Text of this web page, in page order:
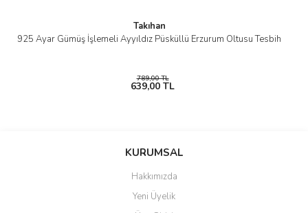
Takıhan
925 Ayar Gümüş İşlemeli Ayyıldız Püsküllü Erzurum Oltusu Tesbih
789,00 TL
639,00 TL
KURUMSAL
Hakkımızda
Yeni Üyelik